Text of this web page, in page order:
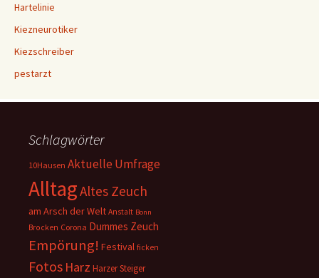
Hartelinie
Kiezneurotiker
Kiezschreiber
pestarzt
Schlagwörter
10Hausen Aktuelle Umfrage
AlltagAltes Zeuch
am Arsch der Welt Anstalt Bonn
Brocken Corona Dummes Zeuch
Empörung! Festival ficken
Fotos Harz Harzer Steiger